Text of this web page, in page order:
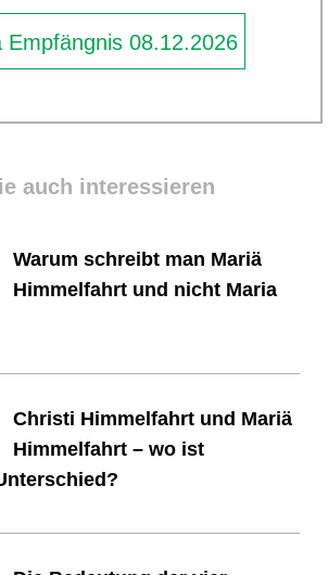
Empfängnis 08.12.2026
auch interessieren
Warum schreibt man Mariä
Himmelfahrt und nicht Maria
Christi Himmelfahrt und Mariä
Himmelfahrt – wo ist